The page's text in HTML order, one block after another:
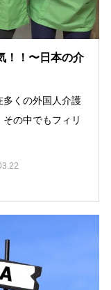
！！〜日本の介
多くの外国人介護
の中でもフィリ